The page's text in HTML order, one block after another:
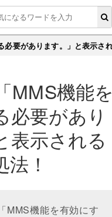
要があります。」と表示さ
MMS機能
必要があり
表示される
！
MMS機能を有効にす